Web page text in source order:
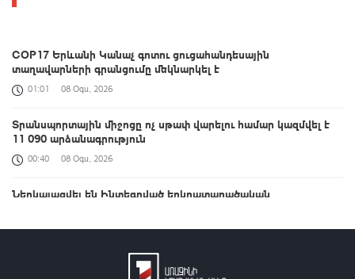
COP17 Երևանի Կանաչ գոտու ցուցահանդեսային
տաղավարների գրանցումը մեկնարկել է
01:01 08 Օգս, 2026
Տրանսպորտային միջոցը ոչ սթափ վարելու համար կազմվել է
11 090 արձանագրություն
00:40 08 Օգս, 2026
Ներկայացվել են Ինտեգրված երկրատարածական